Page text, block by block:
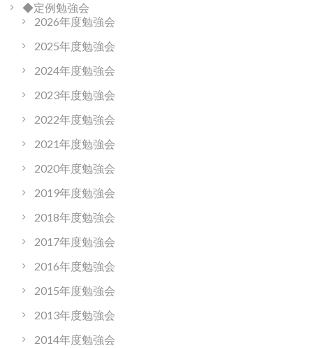
◆定例勉強会
2026年度勉強会
2025年度勉強会
2024年度勉強会
2023年度勉強会
2022年度勉強会
2021年度勉強会
2020年度勉強会
2019年度勉強会
2018年度勉強会
2017年度勉強会
2016年度勉強会
2015年度勉強会
2013年度勉強会
2014年度勉強会